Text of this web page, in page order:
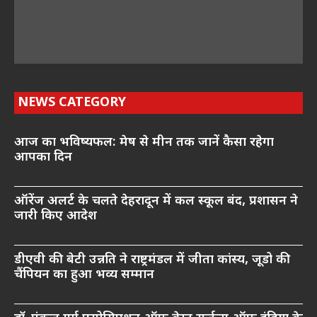
NEWS CATEGORY
आज का भविष्यफल: मेष से मीन तक जानें कैसा रहेगा
आपका दिन
ऑरेंज अलर्ट के चलते देहरादून में कल स्कूल बंद, प्रशासन ने
जारी किए आदेश
डीएवी की बेटी उन्नति ने राष्ट्रमंडल में जीता कांस्य, जूडो की
चैंपियन का हुआ भव्य सम्मान